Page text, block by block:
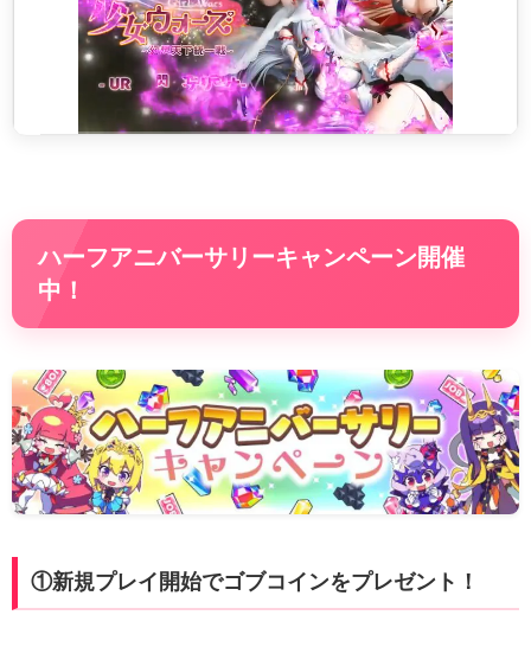
ハーフアニバーサリーキャンペーン開催
中！
①新規プレイ開始でゴブコインをプレゼント！